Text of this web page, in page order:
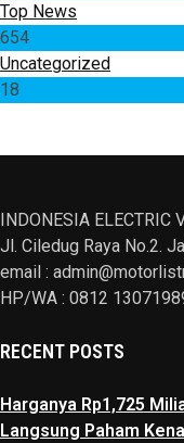
Top News
654
Uncategorized
18
INDONESIA ELECTRIC
Jl. Ciledug Raya No.2.
email :
HP/WA : 0812
RECENT POSTS
Harganya Rp1,725
Langsung Paham